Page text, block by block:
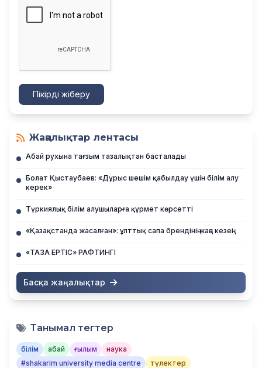
Пікірді жіберу
Жаңалықтар лентасы
Абай рухына тағзым тазалықтан басталады
Болат Қыстаубаев: «Дұрыс шешім қабылдау үшін білім алу
керек»
Түркиялық білім алушыларға құрмет көрсетті
«Қазақстанда жасалған»: ұлттық сапа брендінің жаңа кезеңі
«ТАЗА ЕРТІС» РАФТИНГІ
Басқа жаңалықтар
Танымал тегтер
білім абай ғылым
наука
#shakarim university media centre
түлектер